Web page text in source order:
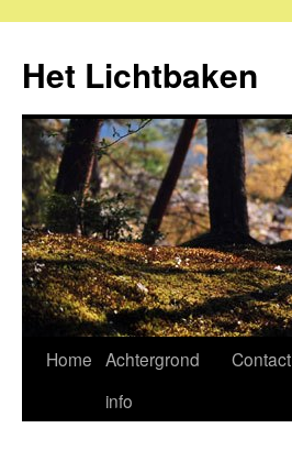
de
inhoud
Het Lichtbaken
Home Achtergrond
info
Contact